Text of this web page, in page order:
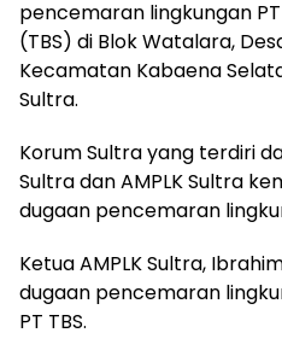
pencemaran lingkungan
(TBS) di Blok Watalara,
Kecamatan Kabaena
Sultra.
Korum Sultra yang terdiri
Sultra dan AMPLK Sultra
dugaan pencemaran
Ketua AMPLK Sultra,
dugaan pencemaran
PT TBS.